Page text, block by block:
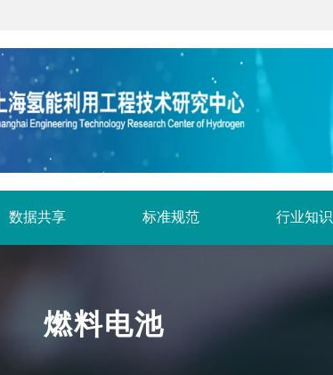
数据共享 标准规范 行业知识
燃料电池